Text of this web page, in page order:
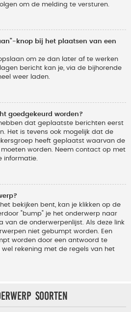
om de melding te versturen.
knop bij het plaatsen van een
om ze dan later af te werken
bericht kan je, via de bijhorende
weer laden.
goedgekeurd worden?
dat geplaatste berichten eerst
Het is tevens ook mogelijk dat de
heeft geplaatst waarvan de
worden. Neem contact op met
informatie.
bekijken bent, kan je klikken op de
"bump" je het onderwerp naar
van de onderwerpenlijst. Als deze link
niet gebumpt worden. Een
worden door een antwoord te
rekening met de regels van het
soorten